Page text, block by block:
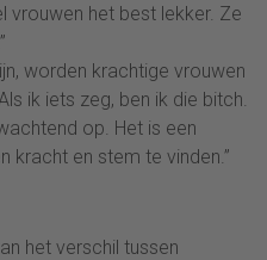
vrouwen het best lekker. Ze
worden krachtige vrouwen
ik iets zeg, ben ik die bitch.
op. Het is een
kracht en stem te vinden.”
het verschil tussen